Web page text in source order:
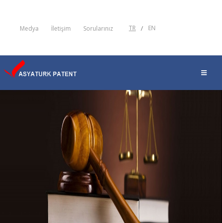
Medya İletişim Sorularınız TR / EN